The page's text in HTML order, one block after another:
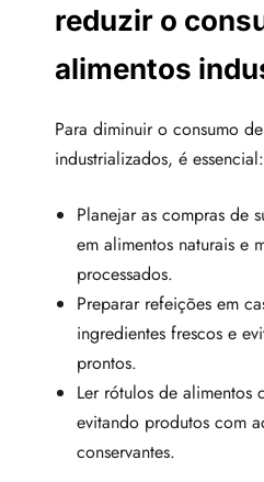
reduzir o
alimentos
Para diminuir o consumo
industrializados, é essencial:
Planejar as compras de
em alimentos naturais e
processados.
Preparar refeições em
ingredientes frescos e
prontos.
Ler rótulos de alimentos
evitando produtos com
conservantes.